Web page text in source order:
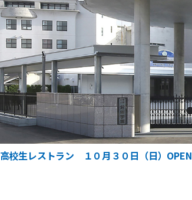
高校生レストラン １０月３０日（日）OPEN